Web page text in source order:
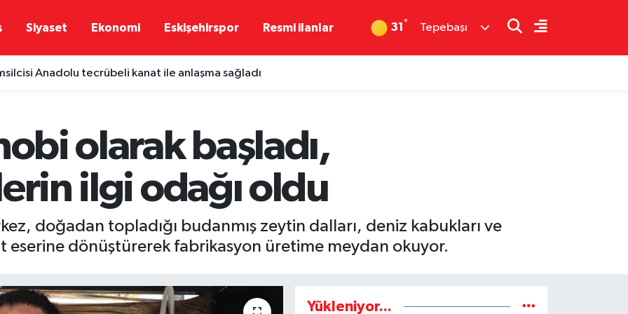
Siyaset Ekonomi Eskişehirspor Resmi ilanlar 31 ° Tepebaşı
Anadolu tecrübeli kanat ile anlaşma sağladı
olarak başladı,
ilgi odağı oldu
doğadan topladığı budanmış zeytin dalları, deniz kabukları ve
eserine dönüştürerek fabrikasyon üretime meydan okuyor.
Yükleniyor...